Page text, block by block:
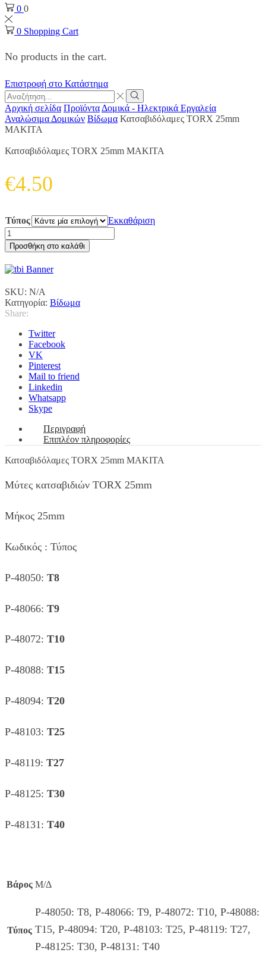
0 0
0 Shopping Cart
No products in the cart.
Επιστροφή στο Κατάστημα
Search
input
Search
Αρχική σελίδα Προϊόντα Δομικά - Ηλεκτρικά Εργαλεία
Αναλώσιμα Δομικών Βίδωμα Κατσαβιδόλαμες TORX 25mm
MAKITA
Κατσαβιδόλαμες TORX 25mm MAKITA
€4.50
Τύπος
Εκκαθάριση
Κατσαβιδόλαμες
TORX
25mm
MAKITA
ποσότητα
Προσθήκη στο καλάθι
SKU: N/A
Κατηγορία: Βίδωμα
Share:
Twitter
Facebook
VK
Pinterest
Mail to friend
Linkedin
Whatsapp
Skype
Περιγραφή
Επιπλέον πληροφορίες
Κατσαβιδόλαμες TORX 25mm MAKITA
Μύτες κατσαβιδιών TORX 25mm
Μήκος 25mm
Κωδικός : Τύπος
P-48050: T8
P-48066: T9
P-48072: T10
P-48088: T15
P-48094: T20
P-48103: T25
P-48119: T27
P-48125: T30
P-48131: T40
Βάρος Μ/Δ
Τύπος
P-48050: T8, P-48066: T9, P-48072: T10, P-48088:
T15, P-48094: T20, P-48103: T25, P-48119: T27,
P-48125: T30, P-48131: T40